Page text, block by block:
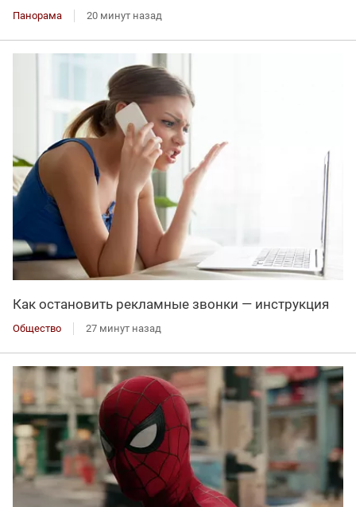
Панорама 20 минут назад
Как остановить рекламные звонки — инструкция
Общество 27 минут назад